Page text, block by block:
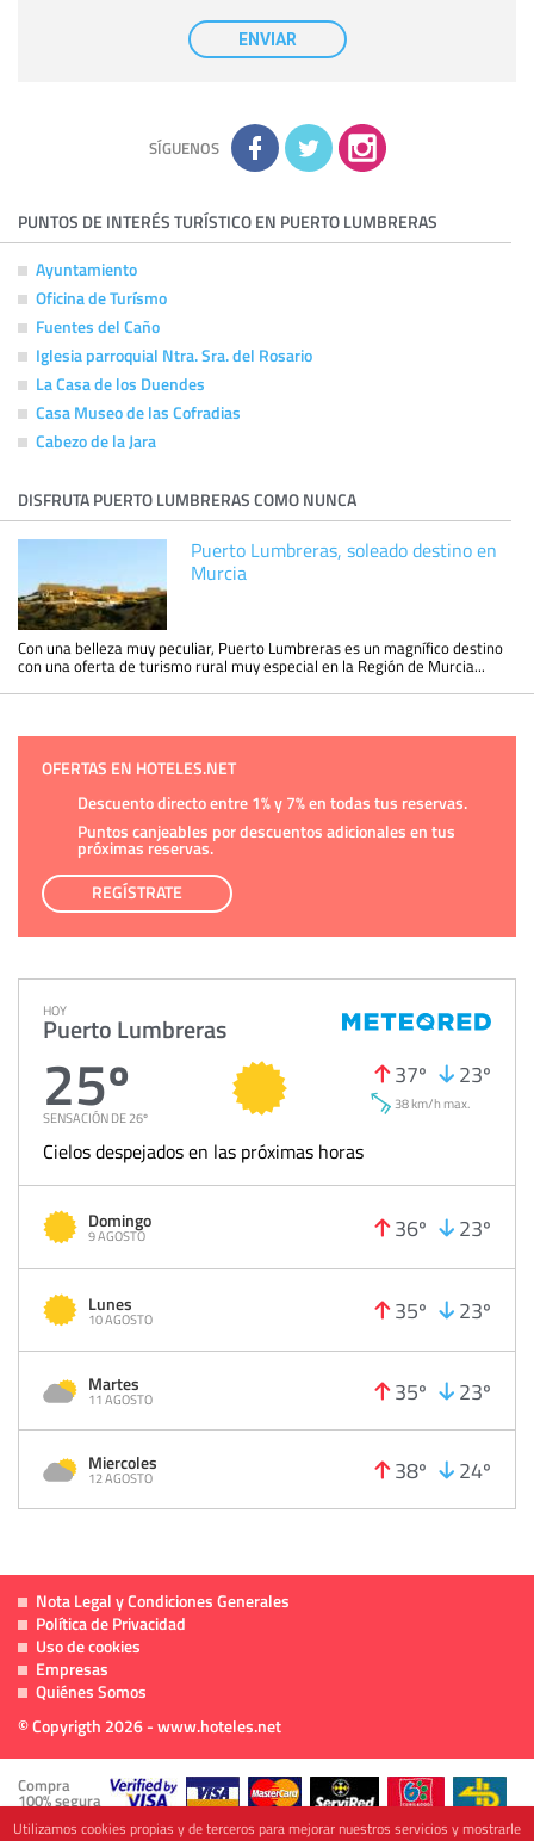
con carácter general, sólo el personal de
nuestra entidad que esté debidamente autorizado podrá
tener conocimiento de la información que le pedimos. No se
comunicarán datos a terceros.
adicional y detallada sobre cómo tratamos sus datos en la
política de privacidad
ENVIAR
SÍGUENOS
PUNTOS DE INTERÉS TURÍSTICO EN PUERTO LUMBRERAS
Ayuntamiento
Oficina de Turísmo
Fuentes del Caño
Iglesia parroquial Ntra. Sra. del Rosario
La Casa de los Duendes
Casa Museo de las Cofradias
Cabezo de la Jara
DISFRUTA PUERTO LUMBRERAS COMO NUNCA
Puerto Lumbreras, soleado destino en
Murcia
Con una belleza muy peculiar, Puerto Lumbreras es un magnífico destino
con una oferta de turismo rural muy especial en la Región de Murcia...
OFERTAS EN HOTELES.NET
Descuento directo entre 1% y 7% en todas tus reservas.
Puntos canjeables por descuentos adicionales en tus
próximas reservas.
REGÍSTRATE
HOY
Puerto Lumbreras
25º
SENSACIÓN DE 26º
37º 23º
38 km/h max.
Cielos despejados en las próximas horas
Domingo
9 AGOSTO 36º 23º
Lunes
10 AGOSTO 35º 23º
Martes
11 AGOSTO 35º 23º
Miercoles
12 AGOSTO 38º 24º
Nota Legal y Condiciones Generales
Política de Privacidad
Uso de cookies
Empresas
Quiénes Somos
© Copyrigth 2026 - www.hoteles.net
Compra
100% segura
Utilizamos cookies propias y de terceros para mejorar nuestros servicios y mostrarle